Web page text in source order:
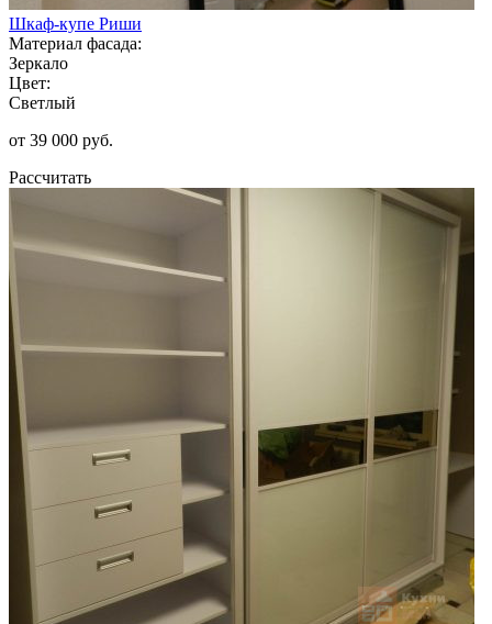
Шкаф-купе Риши
Материал фасада:
Зеркало
Цвет:
Светлый
от 39 000 руб.
Рассчитать